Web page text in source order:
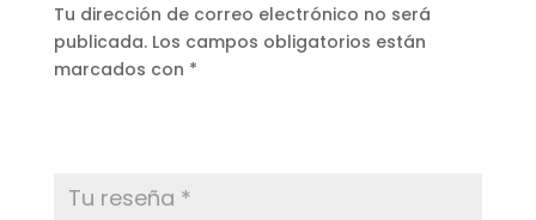
Tu dirección de correo electrónico no será
publicada. Los campos obligatorios están
marcados con *